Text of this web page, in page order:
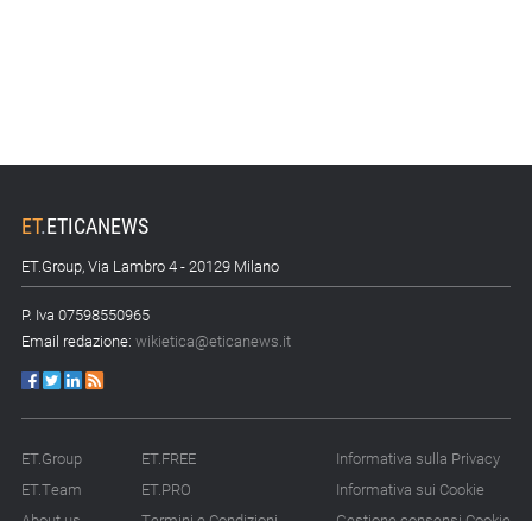
ET.ETICANEWS
ET.Group, Via Lambro 4 - 20129 Milano
P. Iva 07598550965
Email redazione: wikietica@eticanews.it
ET.Group
ET.Team
ET.FREE
ET.PRO
Informativa sulla Privacy
Informativa sui Cookie